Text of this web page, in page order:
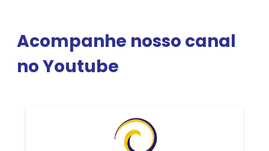
Acompanhe nosso canal
no Youtube